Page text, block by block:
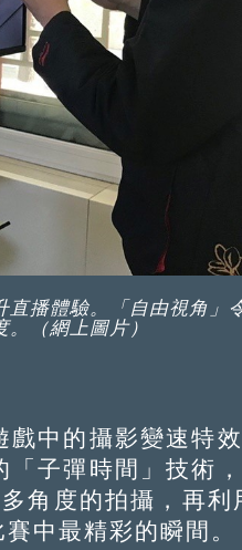
播體驗。「自由視角」
（網上圖片）
中的攝影變速特效
子彈時間」技術
角度的拍攝，再利
中最精彩的瞬間。